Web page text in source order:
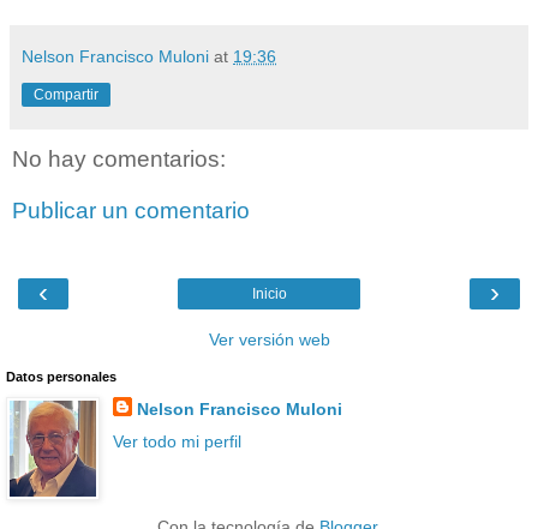
Nelson Francisco Muloni at 19:36
Compartir
No hay comentarios:
Publicar un comentario
‹ ›
Inicio
Ver versión web
Datos personales
Nelson Francisco Muloni
Ver todo mi perfil